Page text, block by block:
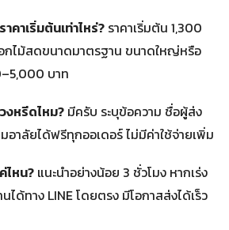
คาเริ่มต้นเท่าไหร่? ราคาเริ่มต้น 1,300
ไม้สดขนาดมาตรฐาน ขนาดใหญ่หรือ
บาท
งหรีดไหม? มีครับ ระบุข้อความ ชื่อผู้ส่ง
อาลัยได้ฟรีทุกออเดอร์ ไม่มีค่าใช้จ่ายเพิ่ม
ไหน? แนะนำอย่างน้อย 3 ชั่วโมง หากเร่ง
ด้ทาง LINE โดยตรง มีโอกาสส่งได้เร็ว